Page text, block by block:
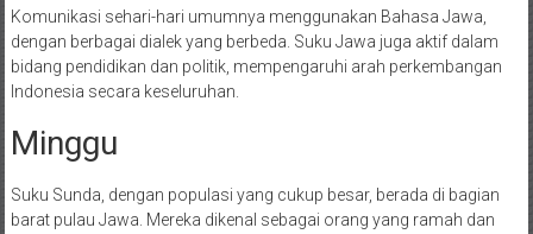
Komunikasi sehari-hari umumnya menggunakan Bahasa Jawa,
dengan berbagai dialek yang berbeda. Suku Jawa juga aktif dalam
bidang pendidikan dan politik, mempengaruhi arah perkembangan
Indonesia secara keseluruhan.
Minggu
Suku Sunda, dengan populasi yang cukup besar, berada di bagian
barat pulau Jawa. Mereka dikenal sebagai orang yang ramah dan